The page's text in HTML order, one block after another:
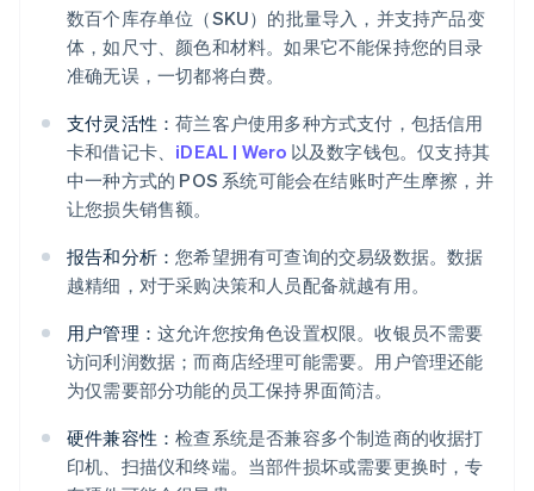
数百个库存单位（SKU）的批量导入，并支持产品变
体，如尺寸、颜色和材料。如果它不能保持您的目录
准确无误，一切都将白费。
支付灵活性：荷兰客户使用多种方式支付，包括信用
卡和借记卡、 iDEAL | Wero 以及数字钱包。仅支持其
中一种方式的 POS 系统可能会在结账时产生摩擦，并
让您损失销售额。
报告和分析：您希望拥有可查询的交易级数据。数据
越精细，对于采购决策和人员配备就越有用。
用户管理： 这允许您按角色设置权限。收银员不需要
访问利润数据；而商店经理可能需要。用户管理还能
为仅需要部分功能的员工保持界面简洁。
硬件兼容性：检查系统是否兼容多个制造商的收据打
印机、扫描仪和终端。当部件损坏或需要更换时，专